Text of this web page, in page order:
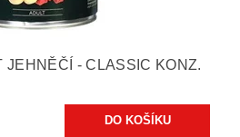
JEHNĚČÍ - CLASSIC KONZ.